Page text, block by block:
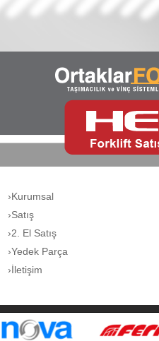
›Kurumsal
›Satış
›2. El Satış
›Yedek Parça
›İletişim